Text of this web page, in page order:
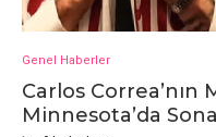
Genel Haberler
Carlos Correa’nın
Minnesota’da